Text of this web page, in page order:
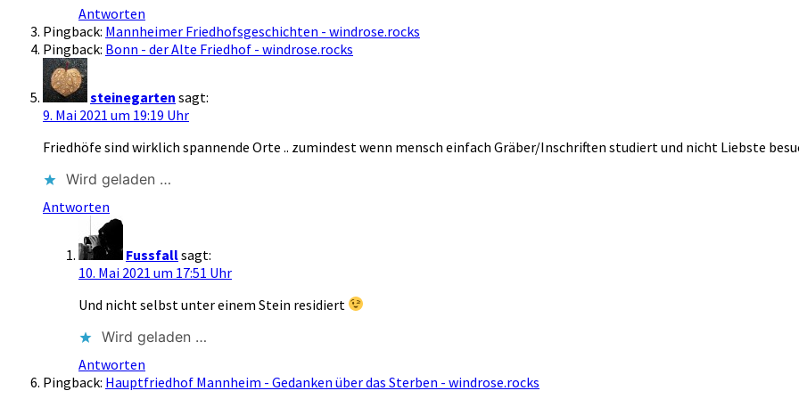
Antworten
Pingback: Mannheimer Friedhofsgeschichten - windrose.rocks
Pingback: Bonn - der Alte Friedhof - windrose.rocks
steinegarten sagt:
9. Mai 2021 um 19:19 Uhr
Friedhöfe sind wirklich spannende Orte .. zumindest wenn mensch einfach Gräber/Inschriften studiert und nicht Liebste
Wird geladen …
Antworten
Fussfallsagt:
10. Mai 2021 um 17:51 Uhr
Und nicht selbst unter einem Stein residiert
Wird geladen …
Antworten
Pingback: Hauptfriedhof Mannheim - Gedanken über das Sterben - windrose.rocks